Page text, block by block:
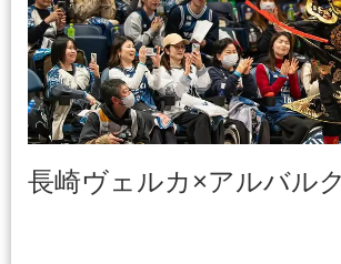
長崎ヴェルカ×アルバル